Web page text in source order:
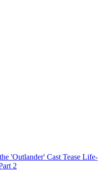
'Outlander' Cast Tease Life-
2